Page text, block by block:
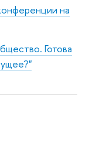
на
Готова